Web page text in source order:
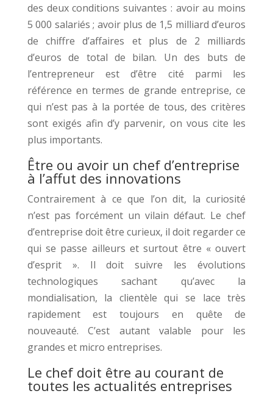
des deux conditions suivantes : avoir au moins
5 000 salariés ; avoir plus de 1,5 milliard d’euros
de chiffre d’affaires et plus de 2 milliards
d’euros de total de bilan. Un des buts de
l’entrepreneur est d’être cité parmi les
référence en termes de grande entreprise, ce
qui n’est pas à la portée de tous, des critères
sont exigés afin d’y parvenir, on vous cite les
plus importants.
Être ou avoir un chef d’entreprise
à l’affut des innovations
Contrairement à ce que l’on dit, la curiosité
n’est pas forcément un vilain défaut. Le chef
d’entreprise doit être curieux, il doit regarder ce
qui se passe ailleurs et surtout être « ouvert
d’esprit ». Il doit suivre les évolutions
technologiques sachant qu’avec la
mondialisation, la clientèle qui se lace très
rapidement est toujours en quête de
nouveauté. C’est autant valable pour les
grandes et micro entreprises.
Le chef doit être au courant de
toutes les actualités entreprises